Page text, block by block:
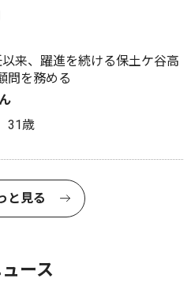
来、躍進を続ける保土ケ谷高
問を務める
31歳
と見る
ース